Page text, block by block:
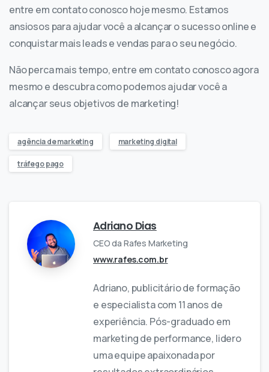
entre em contato conosco hoje mesmo. Estamos
ansiosos para ajudar você a alcançar o sucesso online e
conquistar mais leads e vendas para o seu negócio.
Não perca mais tempo, entre em contato conosco agora
mesmo e descubra como podemos ajudar você a
alcançar seus objetivos de marketing!
agência de marketing marketing digital
tráfego pago
Adriano Dias
CEO da Rafes Marketing
www.rafes.com.br
Adriano, publicitário de formação
e especialista com 11 anos de
experiência. Pós-graduado em
marketing de performance, lidero
uma equipe apaixonada por